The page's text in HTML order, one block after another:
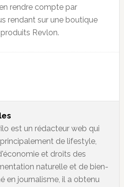
rendre compte par
rendant sur une boutique
Revlon.
est un rédacteur web qui
de lifestyle,
et droits des
naturelle et de bien-
en journalisme, il a obtenu